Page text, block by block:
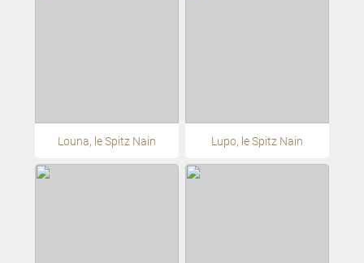
Louna, le Spitz Nain Lupo, le Spitz Nain